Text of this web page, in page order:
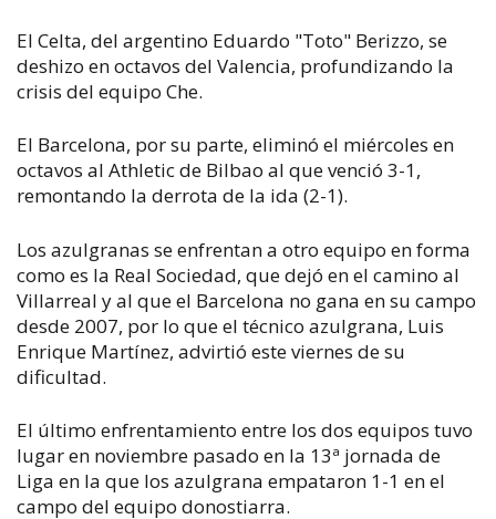
El Celta, del argentino Eduardo "Toto" Berizzo, se
deshizo en octavos del Valencia, profundizando la
crisis del equipo Che.
El Barcelona, por su parte, eliminó el miércoles en
octavos al Athletic de Bilbao al que venció 3-1,
remontando la derrota de la ida (2-1).
Los azulgranas se enfrentan a otro equipo en forma
como es la Real Sociedad, que dejó en el camino al
Villarreal y al que el Barcelona no gana en su campo
desde 2007, por lo que el técnico azulgrana, Luis
Enrique Martínez, advirtió este viernes de su
dificultad.
El último enfrentamiento entre los dos equipos tuvo
lugar en noviembre pasado en la 13ª jornada de
Liga en la que los azulgrana empataron 1-1 en el
campo del equipo donostiarra.